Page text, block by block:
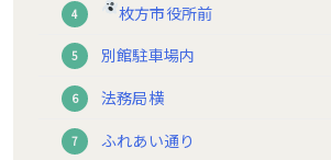
枚方市役所前
別館駐車場内
法務局横
ふれあい通り